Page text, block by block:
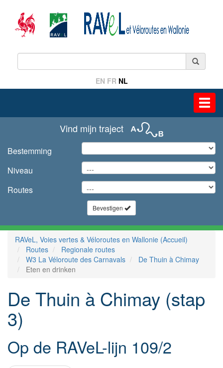
EN FR NL
Vind mijn traject
Bestemming
Niveau
Routes
Bevestigen
RAVeL, Voies vertes & Véloroutes en Wallonie (Accueil)
Routes
Regionale routes
W3 La Véloroute des Carnavals
De Thuin à Chimay
Eten en drinken
De Thuin à Chimay (stap
3)
Op de RAVeL-lijn 109/2